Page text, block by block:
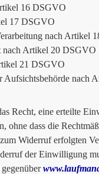
16 DSGVO
17 DSGVO
nach Artikel
nach Artikel 20 DSGVO
21 DSGVO
Aufsichtsbehörde nach
Recht, eine erteilte
ohne dass die
Widerruf erfolgten
der Einwilligung